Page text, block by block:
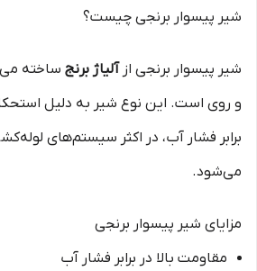
شیر پیسوار برنجی چیست؟
شیر پیسوار برنجی ازآلیاژ برنج ساخته
و روی است. این نوع شیر به دلیل
برابر فشار آب، در اکثر سیستم‌های
می‌شود.
مزایای شیر پیسوار برنجی
مقاومت بالا در برابر فشار آب